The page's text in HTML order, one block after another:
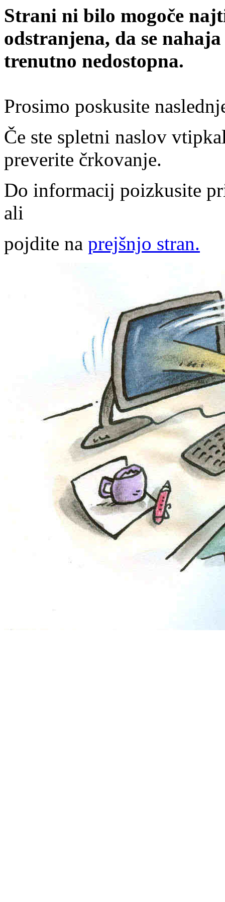
Strani ni bilo mogoče
odstranjena, da se
trenutno nedostopna.
Prosimo poskusite
Če ste spletni naslov
preverite črkovanje.
Do informacij poizkusite
ali
pojdite na prejšnjo stran.